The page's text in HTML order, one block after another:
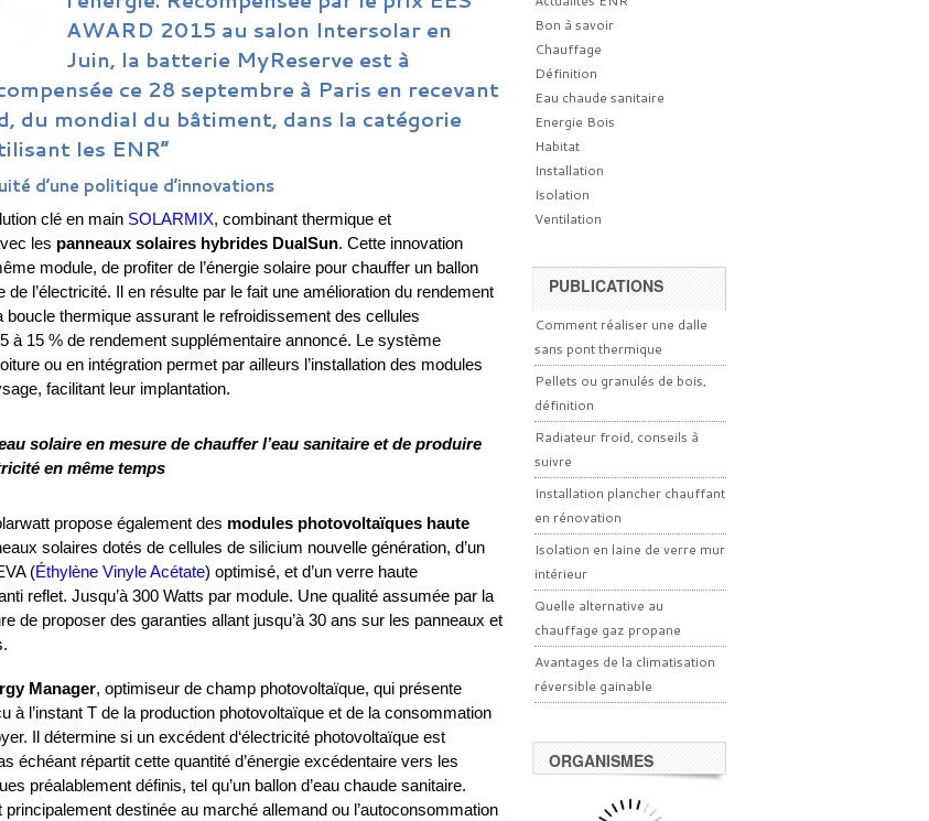
AWARD 2015 au salon Intersolar en
Juin, la batterie MyReserve est à
ce 28 septembre à Paris en recevant
du mondial du bâtiment, dans la catégorie
les ENR”
d’une politique d’innovations
clé en main SOLARMIX, combinant thermique et
les panneaux solaires hybrides DualSun. Cette innovation
module, de profiter de l’énergie solaire pour chauffer un ballon
de l’électricité. Il en résulte par le fait une amélioration du rendement
boucle thermique assurant le refroidissement des cellules
à 15 % de rendement supplémentaire annoncé. Le système
ou en intégration permet par ailleurs l’installation des modules
facilitant leur implantation.
solaire en mesure de chauffer l’eau sanitaire et de produire
en même temps
propose également des modules photovoltaïques haute
solaires dotés de cellules de silicium nouvelle génération, d’un
(Éthylène Vinyle Acétate) optimisé, et d’un verre haute
reflet. Jusqu’à 300 Watts par module. Une qualité assumée par la
de proposer des garanties allant jusqu’à 30 ans sur les panneaux et
Manager, optimiseur de champ photovoltaïque, qui présente
à l’instant T de la production photovoltaïque et de la consommation
Il détermine si un excédent d‘électricité photovoltaïque est
échéant répartit cette quantité d’énergie excédentaire vers les
préalablement définis, tel qu’un ballon d’eau chaude sanitaire.
destinée au marché allemand ou l’autoconsommation
Bon à savoir
Chauffage
Définition
Eau chaude sanitaire
Energie Bois
Habitat
Installation
Isolation
Ventilation
PUBLICATIONS
Comment réaliser une dalle
sans pont thermique
Pellets ou granulés de bois,
définition
Radiateur froid, conseils à
suivre
Installation plancher chauffant
en rénovation
Isolation en laine de verre mur
intérieur
Quelle alternative au
chauffage gaz propane
Avantages de la climatisation
réversible gainable
ORGANISMES